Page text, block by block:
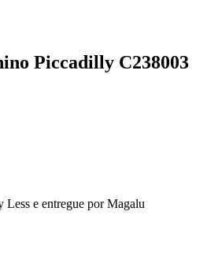
Piccadilly C238003
Less e entregue por Magalu